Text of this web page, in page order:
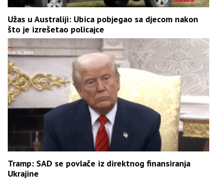
Užas u Australiji: Ubica pobjegao sa djecom nakon
što je izrešetao policajce
Tramp: SAD se povlače iz direktnog finansiranja
Ukrajine